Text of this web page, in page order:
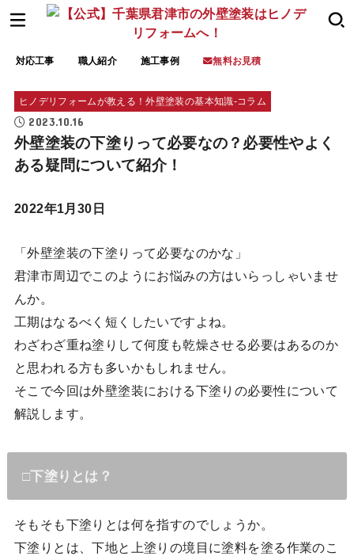
対応工事 職人紹介 施工事例 無料お見積
ヒノデリフォームが教える！外壁塗装の基本知識‐コラム
2023.10.16
外壁塗装の下塗りって必要なの？必要性やよく
ある疑問について紹介！
2022年1月30日
「外壁塗装の下塗りって必要なのかな」
君津市周辺でこのようにお悩みの方はいらっしゃいませ
んか。
工期はなるべく短くしたいですよね。
わざわざ重ね塗りして何度も乾燥させる必要はあるのか
と思われる方も多いかもしれません。
そこで今回は外壁塗装における下塗りの必要性について
解説します。
□下塗りとは？
そもそも下塗りとは何を指すのでしょうか。
下塗りとは、下地と上塗りの境目に塗料を塗る作業のこ